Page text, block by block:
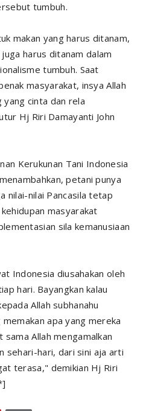
tumbuh.
makan yang harus ditanam,
harus ditanam dalam
tumbuh. Saat
masyarakat, insya Allah
cinta dan rela
Hj Riri Damayanti John
Kerukunan Tani Indonesia
petani punya
nilai-nilai Pancasila tetap
masyarakat
sila kemanusiaan
Indonesia diusahakan oleh
hari. Bayangkan kalau
Allah subhanahu
apa yang mereka
Allah mengamalkan
sehari-hari, dari sini aja arti
terasa," demikian Hj Riri